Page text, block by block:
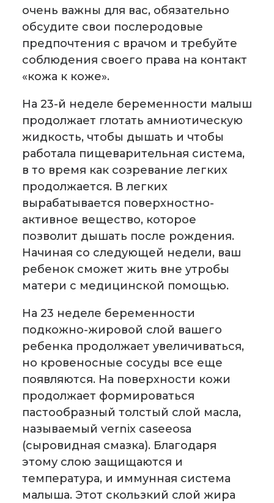
очень важны для вас, обязательно
обсудите свои послеродовые
предпочтения с врачом и требуйте
соблюдения своего права на контакт
«кожа к коже».
На 23-й неделе беременности малыш
продолжает глотать амниотическую
жидкость, чтобы дышать и чтобы
работала пищеварительная система,
в то время как созревание легких
продолжается. В легких
вырабатывается поверхностно-
активное вещество, которое
позволит дышать после рождения.
Начиная со следующей недели, ваш
ребенок сможет жить вне утробы
матери с медицинской помощью.
На 23 неделе беременности
подкожно-жировой слой вашего
ребенка продолжает увеличиваться,
но кровеносные сосуды все еще
появляются. На поверхности кожи
продолжает формироваться
пастообразный толстый слой масла,
называемый vernix caseeosa
(сыровидная смазка). Благодаря
этому слою защищаются и
температура, и иммунная система
малыша. Этот скользкий слой жира